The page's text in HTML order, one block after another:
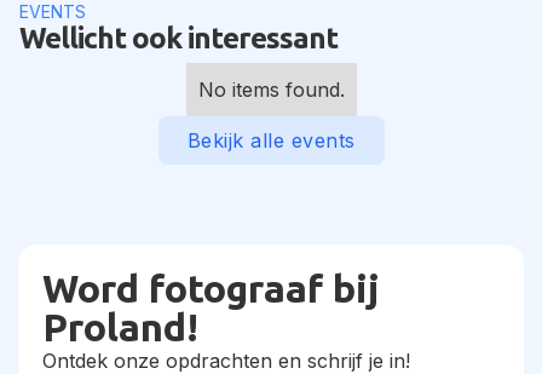
EVENTS
Wellicht ook interessant
No items found.
Bekijk alle events
Word fotograaf bij
Proland!
Ontdek onze opdrachten en schrijf je in!